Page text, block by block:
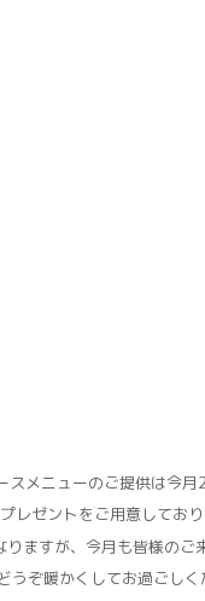
メニューのご提供は今
レゼントをご用意してお
ますが、今月も皆様のご
ぞ暖かくしてお過ごしく